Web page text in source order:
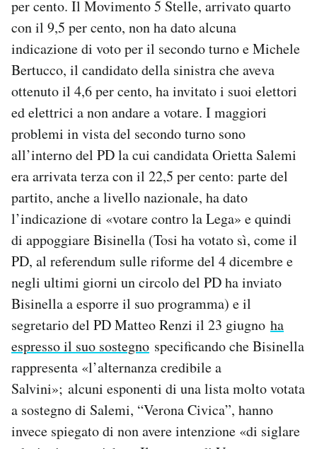
per cento. Il Movimento 5 Stelle, arrivato quarto
con il 9,5 per cento, non ha dato alcuna
indicazione di voto per il secondo turno e Michele
Bertucco, il candidato della sinistra che aveva
ottenuto il 4,6 per cento, ha invitato i suoi elettori
ed elettrici a non andare a votare. I maggiori
problemi in vista del secondo turno sono
all’interno del PD la cui candidata Orietta Salemi
era arrivata terza con il 22,5 per cento: parte del
partito, anche a livello nazionale, ha dato
l’indicazione di «votare contro la Lega» e quindi
di appoggiare Bisinella (Tosi ha votato sì, come il
PD, al referendum sulle riforme del 4 dicembre e
negli ultimi giorni un circolo del PD ha inviato
Bisinella a esporre il suo programma) e il
segretario del PD Matteo Renzi il 23 giugno ha
espresso il suo sostegno specificando che Bisinella
rappresenta «l’alternanza credibile a
Salvini»; alcuni esponenti di una lista molto votata
a sostegno di Salemi, “Verona Civica”, hanno
invece spiegato di non avere intenzione «di siglare